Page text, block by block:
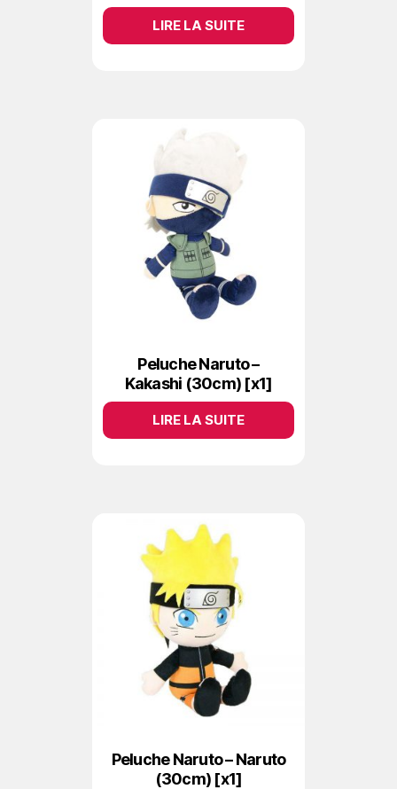
LIRE LA SUITE
Peluche Naruto –
Kakashi (30cm) [x1]
LIRE LA SUITE
Peluche Naruto – Naruto
(30cm) [x1]